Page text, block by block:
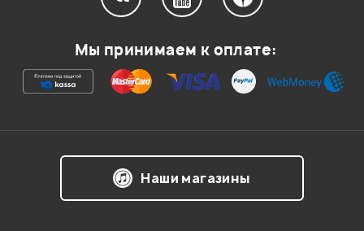
Ваша оценка:
Мы принимаем к оплате:
Наши магазины